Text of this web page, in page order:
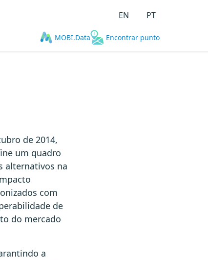
EN PT
MOBI.Data Encontrar punto
de 2014,
um quadro
alternativos na
com
de
do mercado
a